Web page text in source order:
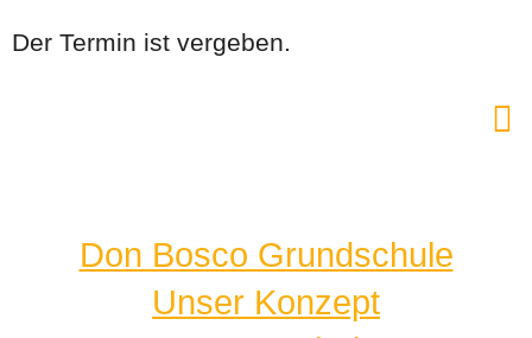
Der Termin ist vergeben.
Don Bosco Grundschule
Unser Konzept